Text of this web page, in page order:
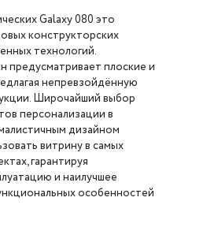
Galaxy 080 это
конструкторских
технологий.
предусматривает плоские и
непревзойдённую
Широчайший выбор
персонализации в
дизайном
витрину в самых
гарантируя
и наилучшее
особенностей